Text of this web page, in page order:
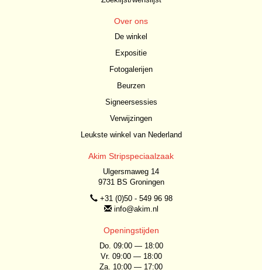
Over ons
De winkel
Expositie
Fotogalerijen
Beurzen
Signeersessies
Verwijzingen
Leukste winkel van Nederland
Akim Stripspeciaalzaak
Ulgersmaweg 14
9731 BS Groningen
+31 (0)50 - 549 96 98
info@akim.nl
Openingstijden
Do. 09:00 — 18:00
Vr. 09:00 — 18:00
Za. 10:00 — 17:00